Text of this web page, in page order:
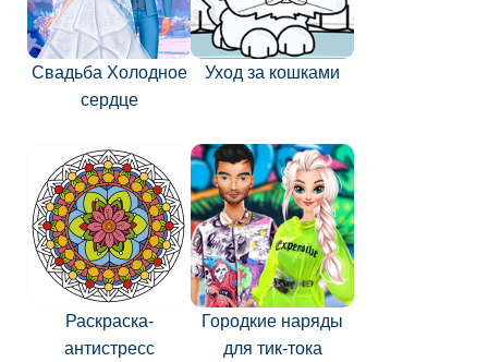
Свадьба Холодное
сердце
Уход за кошками
Раскраска-
антистресс
Городкие наряды
для тик-тока